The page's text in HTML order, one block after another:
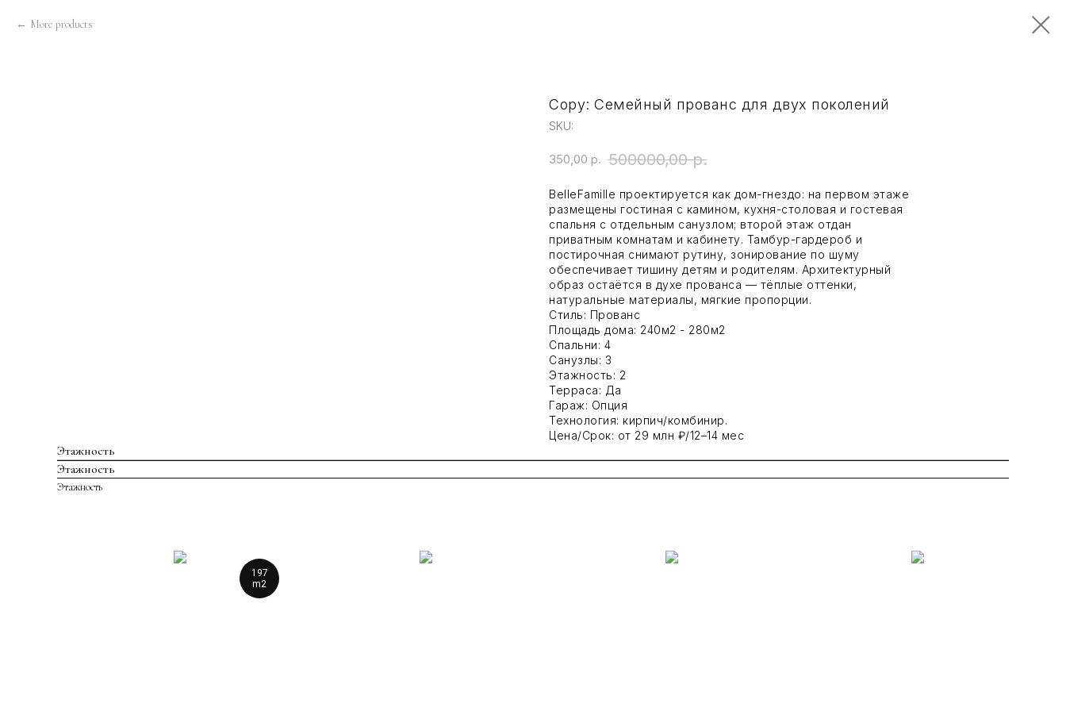
More products
Copy: Семейный прованс для двух поколений
SKU:
350,00 р. 500000,00 р.
BelleFamille проектируется как дом-гнездо: на первом этаже
размещены гостиная с камином, кухня-столовая и гостевая
спальня с отдельным санузлом; второй этаж отдан
приватным комнатам и кабинету. Тамбур-гардероб и
постирочная снимают рутину, зонирование по шуму
обеспечивает тишину детям и родителям. Архитектурный
образ остаётся в духе прованса — тёплые оттенки,
натуральные материалы, мягкие пропорции.
Стиль: Прованс
Площадь дома: 240м2 - 280м2
Спальни: 4
Санузлы: 3
Этажность: 2
Терраса: Да
Гараж: Опция
Технология: кирпич/комбинир.
Цена/Срок: от 29 млн ₽/12–14 мес
Этажность
Этажность
Этажность
197
m2